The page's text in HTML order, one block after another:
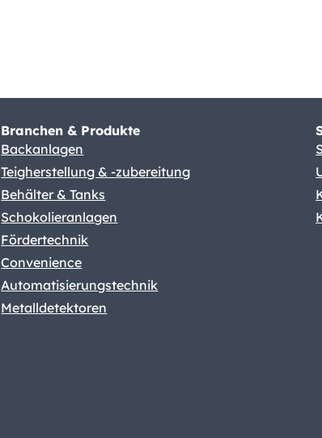
Branchen & Produkte
Backanlagen
Teigherstellung & -zubereitung
Behälter & Tanks
Schokolieranlagen
Fördertechnik
Convenience
Automatisierungstechnik
Metalldetektoren